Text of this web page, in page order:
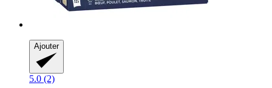
Ajouter
5.0 (2)